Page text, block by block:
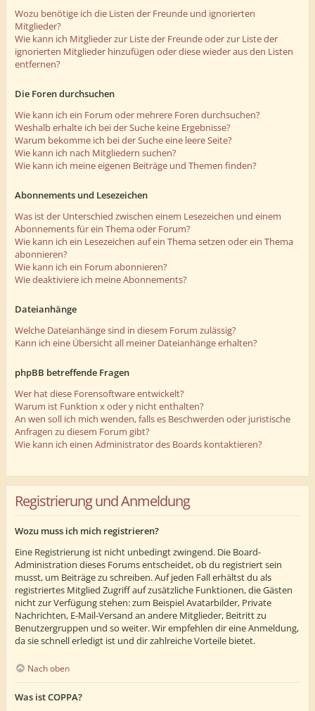
Wozu benötige ich die Listen der Freunde und ignorierten
Mitglieder?
Wie kann ich Mitglieder zur Liste der Freunde oder zur Liste der
ignorierten Mitglieder hinzufügen oder diese wieder aus den Listen
entfernen?
Die Foren durchsuchen
Wie kann ich ein Forum oder mehrere Foren durchsuchen?
Weshalb erhalte ich bei der Suche keine Ergebnisse?
Warum bekomme ich bei der Suche eine leere Seite?
Wie kann ich nach Mitgliedern suchen?
Wie kann ich meine eigenen Beiträge und Themen finden?
Abonnements und Lesezeichen
Was ist der Unterschied zwischen einem Lesezeichen und einem
Abonnements für ein Thema oder Forum?
Wie kann ich ein Lesezeichen auf ein Thema setzen oder ein Thema
abonnieren?
Wie kann ich ein Forum abonnieren?
Wie deaktiviere ich meine Abonnements?
Dateianhänge
Welche Dateianhänge sind in diesem Forum zulässig?
Kann ich eine Übersicht all meiner Dateianhänge erhalten?
phpBB betreffende Fragen
Wer hat diese Forensoftware entwickelt?
Warum ist Funktion x oder y nicht enthalten?
An wen soll ich mich wenden, falls es Beschwerden oder juristische
Anfragen zu diesem Forum gibt?
Wie kann ich einen Administrator des Boards kontaktieren?
Registrierung und Anmeldung
Wozu muss ich mich registrieren?
Eine Registrierung ist nicht unbedingt zwingend. Die Board-
Administration dieses Forums entscheidet, ob du registriert sein
musst, um Beiträge zu schreiben. Auf jeden Fall erhältst du als
registriertes Mitglied Zugriff auf zusätzliche Funktionen, die Gästen
nicht zur Verfügung stehen: zum Beispiel Avatarbilder, Private
Nachrichten, E-Mail-Versand an andere Mitglieder, Beitritt zu
Benutzergruppen und so weiter. Wir empfehlen dir eine Anmeldung,
da sie schnell erledigt ist und dir zahlreiche Vorteile bietet.
Nach oben
Was ist COPPA?